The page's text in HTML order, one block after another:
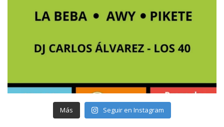
Más Seguir en Instagram